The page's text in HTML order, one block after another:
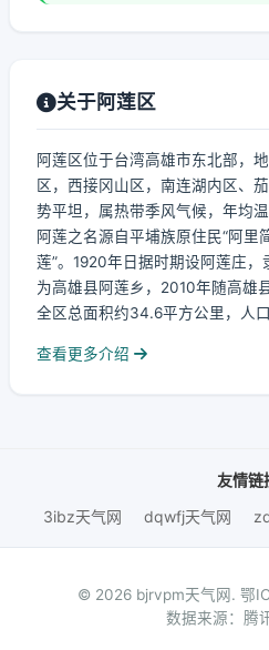
关于阿莲区
阿莲区位于台湾高雄市东北部，
区，西接冈山区，南连湖内区、
势平坦，属热带季风气候，年均温
阿莲之名源自平埔族原住民“阿里
莲”。1920年日据时期设阿莲庄
为高雄县阿莲乡，2010年随高雄
全区总面积约34.6平方公里，人
查看更多介绍
友情链
3ibz天气网
dqwfj天气网
© 2026 bjrvpm天气网. 鄂
数据来源：腾